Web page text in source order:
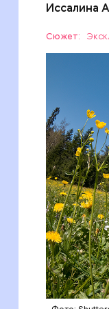
Иссалина
Сюжет:
Как
кольцо»
СПОРТ